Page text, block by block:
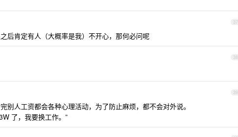
37
后肯定有人（大概率是我）不开心，那何必问呢
38
39
别人工资都会各种心理活动，为了防止麻烦，都不会对外说。
了，我要换工作。”